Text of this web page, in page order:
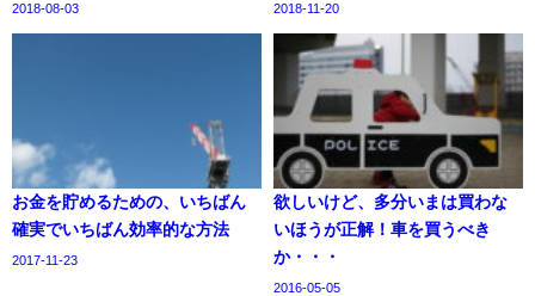
2018-08-03 2018-11-20
お金を貯めるための、いちばん
確実でいちばん効率的な方法
2017-11-23
欲しいけど、多分いまは買わな
いほうが正解！車を買うべき
か・・・
2016-05-05